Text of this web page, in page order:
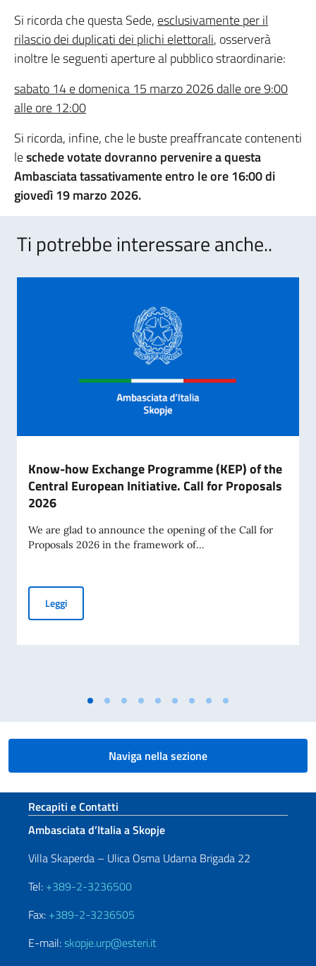
Si ricorda che questa Sede, esclusivamente per il
rilascio dei duplicati dei plichi elettorali, osserverà
inoltre le seguenti aperture al pubblico straordinarie:
sabato 14 e domenica 15 marzo 2026 dalle ore 9:00
alle ore 12:00
Si ricorda, infine, che le buste preaffrancate contenenti
leschede votate dovranno pervenire a questa
Ambasciata tassativamente entro le ore 16:00 di
giovedì 19 marzo 2026.
Ti potrebbe interessare anche..
Know-how Exchange Programme (KEP) of the
Central European Initiative. Call for Proposals
2026
We are glad to announce the opening of the Call for
Proposals 2026 in the framework of...
LeggiKnow-how Exchange Programme (KEP) of the Central
Naviga nella sezione
Sezione footer
Recapiti e Contatti
Ambasciata d’Italia a Skopje
Villa Skaperda – Ulica Osma Udarna Brigada 22
Tel: +389-2-3236500
Fax: +389-2-3236505
E-mail:skopje.urp@esteri.it